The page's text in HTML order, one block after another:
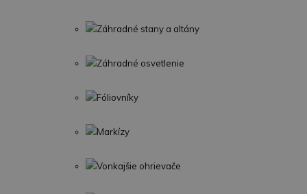
Záhradné stany a altány
Záhradné osvetlenie
Fóliovníky
Markízy
Vonkajšie ohrievače